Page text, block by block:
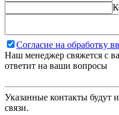
Согласие на обработку
Наш менеджер свяжется с
ответит на ваши вопросы
Указанные контакты будут
связи.